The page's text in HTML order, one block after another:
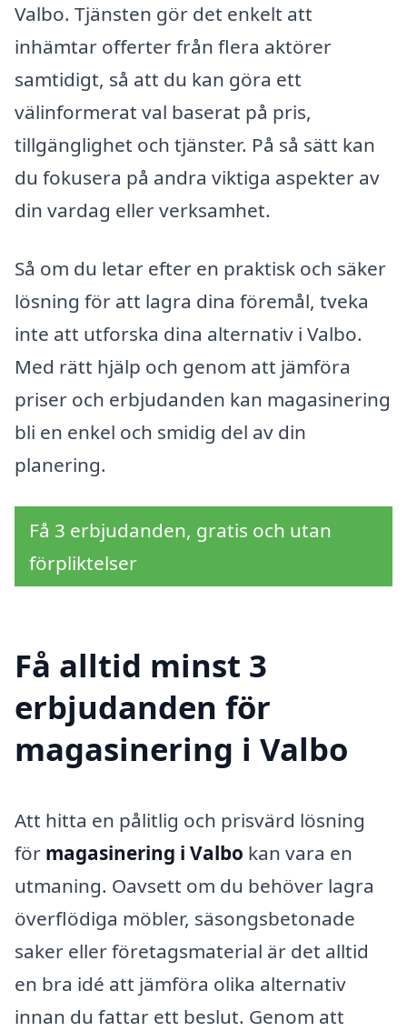
Valbo. Tjänsten gör det enkelt att
inhämtar offerter från flera aktörer
samtidigt, så att du kan göra ett
välinformerat val baserat på pris,
tillgänglighet och tjänster. På så sätt kan
du fokusera på andra viktiga aspekter av
din vardag eller verksamhet.
Så om du letar efter en praktisk och säker
lösning för att lagra dina föremål, tveka
inte att utforska dina alternativ i Valbo.
Med rätt hjälp och genom att jämföra
priser och erbjudanden kan magasinering
bli en enkel och smidig del av din
planering.
Få 3 erbjudanden, gratis och utan
förpliktelser
Få alltid minst 3
erbjudanden för
magasinering i Valbo
Att hitta en pålitlig och prisvärd lösning
för magasinering i Valbo kan vara en
utmaning. Oavsett om du behöver lagra
överflödiga möbler, säsongsbetonade
saker eller företagsmaterial är det alltid
en bra idé att jämföra olika alternativ
innan du fattar ett beslut. Genom att